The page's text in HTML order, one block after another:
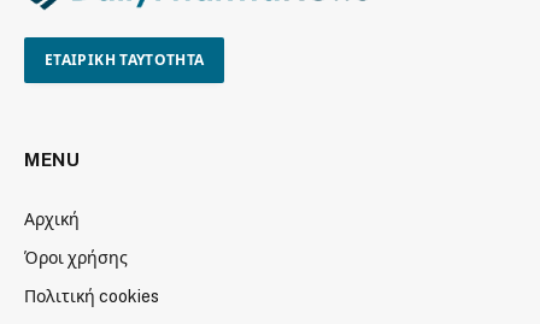
ΕΤΑΙΡΙΚΗ ΤΑΥΤΟΤΗΤΑ
MENU
Αρχική
Όροι χρήσης
Πολιτική cookies